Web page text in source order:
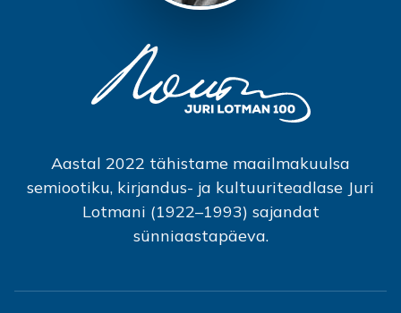
Aastal 2022 tähistame maailmakuulsa
semiootiku, kirjandus- ja kultuuriteadlase Juri
Lotmani (1922–1993) sajandat
sünniaastapäeva.